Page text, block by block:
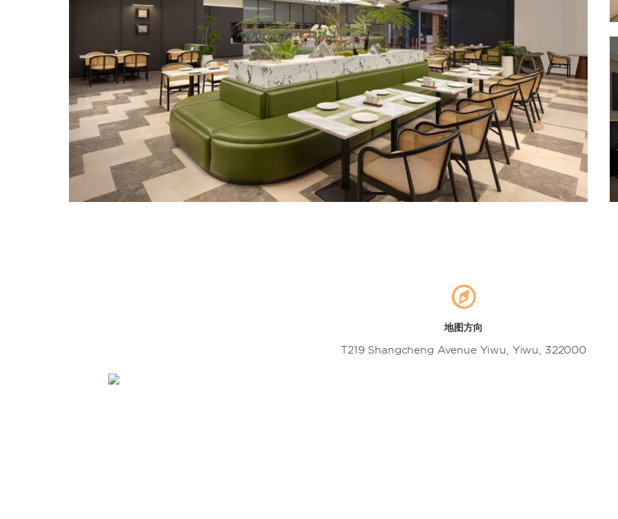
Mafan Agricultural Wonderland
Nanshan Park
Songpu Mountain
Ten-Mile Natural Gallery
Yiwu Botanical Garden
Yiwu Dutiful Son Temple Park
Yiwu River
Yiwu Xiuhu Park
地图方向
T219 Shangcheng Avenue Yiwu, Yiwu, 322000